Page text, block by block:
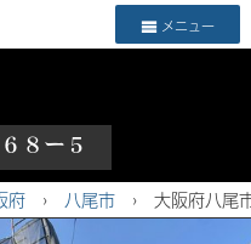
メニュー
８ー５
府 › 八尾市 › 大阪府八尾